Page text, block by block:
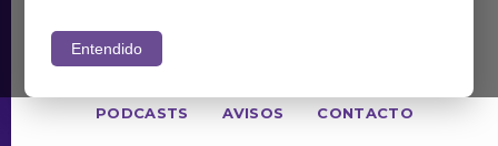
Entendido
INFORMACIÓN GENERAL
PODCASTS AVISOS CONTACTO